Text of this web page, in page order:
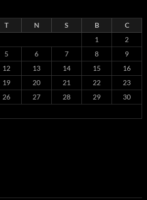
T N S B
C
1
2
5 6 7 8
9
12 13 14 15
16
19 20 21 22
23
26 27 28 29
30